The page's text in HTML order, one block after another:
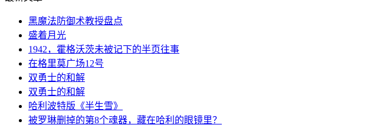
黑魔法防御术教授盘点
盛着月光
1942，霍格沃茨未被记下的半页往事
在格里莫广场12号
双勇士的和解
双勇士的和解
哈利波特版《半生雪》
被罗琳删掉的第8个魂器，藏在哈利的眼镜里？